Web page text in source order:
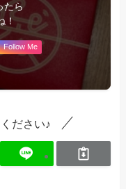
たら
！
Follow Me
ださい♪